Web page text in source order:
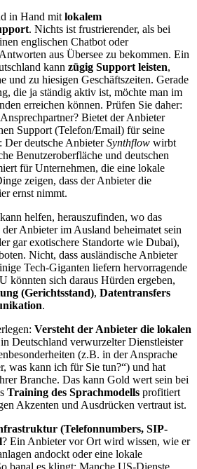
in Hand mitlokalem
. Nichts ist frustrierender, als bei
englischen Chatbot oder
aus Übersee zu bekommen. Ein
kann zügig Support leisten,
und zu hiesigen Geschäftszeiten. Gerade
die ja ständig aktiv ist, möchte man im
erreichen können. Prüfen Sie daher:
Bietet der Anbieter
Support (Telefon/Email) für seine
deutsche AnbieterSynthflow wirbt
Benutzeroberfläche und deutschen
für Unternehmen, die eine lokale
zeigen, dass der Anbieter die
ernst nimmt.
helfen, herauszufinden, wo das
Anbieter im Ausland beheimatet sein
gar exotischere Standorte wie Dubai),
Nicht, dass ausländische Anbieter
Tech-Giganten liefern hervorragende
könnten sich daraus Hürden ergeben,
(Gerichtsstand), Datentransfers
.
Versteht der Anbieter die lokalen
Deutschland verwurzelter Dienstleister
(z.B. in der Ansprache
was kann ich für Sie tun?“) und hat
Branche. Das kann Gold wert sein bei
Training des Sprachmodells profitiert
Akzenten und Ausdrücken vertraut ist.
(Telefonnumbers, SIP-
? Ein Anbieter vor Ort wird wissen, wie er
andockt oder eine lokale